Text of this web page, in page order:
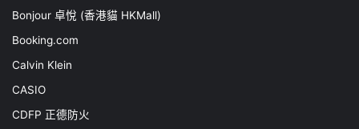
Bonjour 卓悅 (香港貓 HKMall)
Booking.com
Calvin Klein
CASIO
CDFP 正德防火